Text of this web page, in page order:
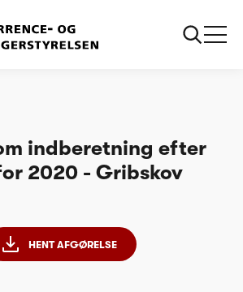
indberetning efter
2020 - Gribskov
HENT AFGØRELSE